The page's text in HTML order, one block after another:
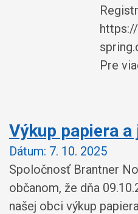
Pre
Výkup papiera
Dátum: 7. 10. 2025
Spoločnosť Brantner
občanom, že dňa
našej obci výkup